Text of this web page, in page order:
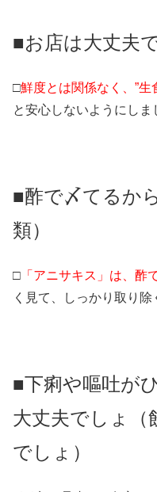
■お店は大丈夫
□鮮度とは関係なく、”生
と安心しないようにしま
■酢で〆てるか
類）
□ 「アニサキス」は、酢
く見て、しっかり取り除
■下痢や嘔吐が
大丈夫でしょ（
でしょ）